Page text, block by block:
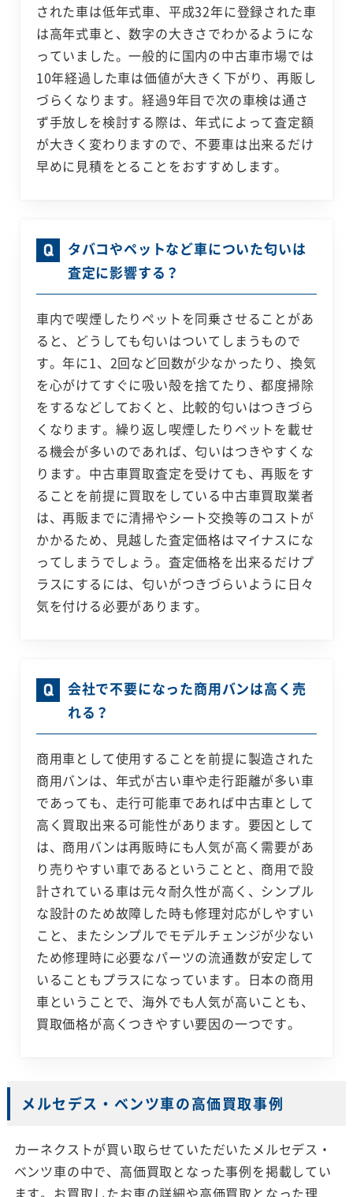
された車は低年式車、平成32年に登録された車
は高年式車と、数字の大きさでわかるようにな
っていました。一般的に国内の中古車市場では
10年経過した車は価値が大きく下がり、再販し
づらくなります。経過9年目で次の車検は通さ
ず手放しを検討する際は、年式によって査定額
が大きく変わりますので、不要車は出来るだけ
早めに見積をとることをおすすめします。
タバコやペットなど車についた匂いは
査定に影響する？
車内で喫煙したりペットを同乗させることがあ
ると、どうしても匂いはついてしまうもので
す。年に1、2回など回数が少なかったり、換気
を心がけてすぐに吸い殻を捨てたり、都度掃除
をするなどしておくと、比較的匂いはつきづら
くなります。繰り返し喫煙したりペットを載せ
る機会が多いのであれば、匂いはつきやすくな
ります。中古車買取査定を受けても、再販をす
ることを前提に買取をしている中古車買取業者
は、再販までに清掃やシート交換等のコストが
かかるため、見越した査定価格はマイナスにな
ってしまうでしょう。査定価格を出来るだけプ
ラスにするには、匂いがつきづらいように日々
気を付ける必要があります。
会社で不要になった商用バンは高く売
れる？
商用車として使用することを前提に製造された
商用バンは、年式が古い車や走行距離が多い車
であっても、走行可能車であれば中古車として
高く買取出来る可能性があります。要因として
は、商用バンは再販時にも人気が高く需要があ
り売りやすい車であるということと、商用で設
計されている車は元々耐久性が高く、シンプル
な設計のため故障した時も修理対応がしやすい
こと、またシンプルでモデルチェンジが少ない
ため修理時に必要なパーツの流通数が安定して
いることもプラスになっています。日本の商用
車ということで、海外でも人気が高いことも、
買取価格が高くつきやすい要因の一つです。
メルセデス・ベンツ車の高価買取事例
カーネクストが買い取らせていただいたメルセデス・
ベンツ車の中で、高価買取となった事例を掲載してい